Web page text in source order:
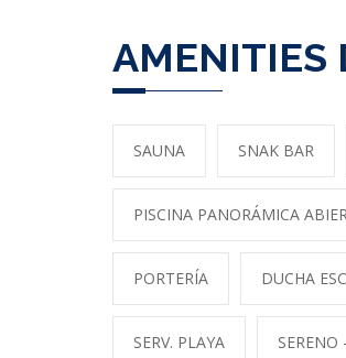
AMENITIES
SAUNA SNAK BAR
PISCINA PANORÁMICA
PORTERÍA DUCHA
SERV. PLAYA SERENO